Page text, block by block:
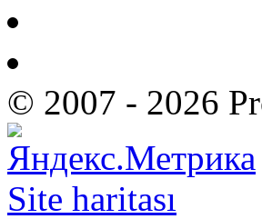
© 2007 - 2026
Site haritası